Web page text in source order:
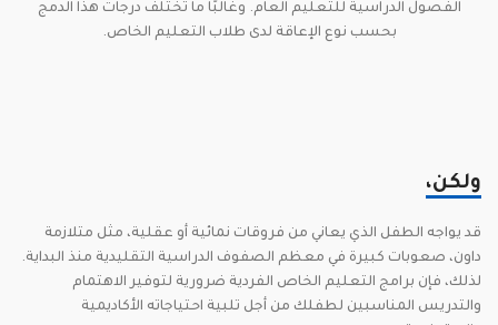
الفصول الدراسية للتعليم العام. وغالبًا ما تختلف درجات هذا الدمج
بحسب نوع الإعاقة لدى طلاب التعليم الخاص.
ولكن،
قد يواجه الطفل الذي يعاني من فروقات نمائية أو عقلية، مثل متلازمة
داون، صعوبات كبيرة في معظم الصفوف الدراسية التقليدية منذ البداية.
لذلك، فإن برامج التعليم الخاص الفردية ضرورية لتوفير الاهتمام
والتدريس المناسبين لطفلك من أجل تلبية احتياجاته الأكاديمية